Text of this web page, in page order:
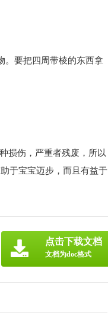
。要把四周带棱的东西拿
损伤，严重者残废，所以
于宝宝迈步，而且有益于
点击下载文档
文档为doc格式